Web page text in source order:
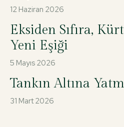
12 Haziran 2026
Eksiden Sıfıra,
Yeni Eşiği
5 Mayıs 2026
Tankın Altına
31 Mart 2026